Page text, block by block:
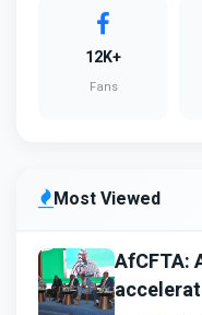
12K+
Fans
Most Viewed
AfCFTA: